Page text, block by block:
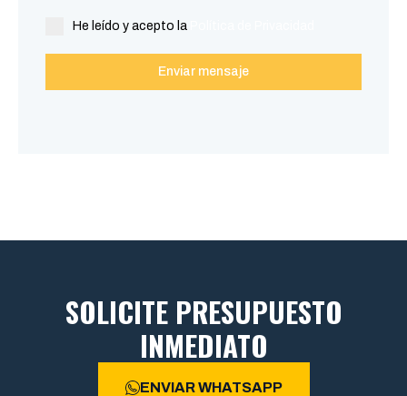
He leído y acepto la
Enviar mensaje
SOLICITE PRESUPUESTO
INMEDIATO
ENVIAR WHATSAPP